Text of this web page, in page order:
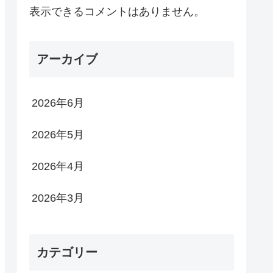
表示できるコメントはありません。
アーカイブ
2026年6月
2026年5月
2026年4月
2026年3月
カテゴリー